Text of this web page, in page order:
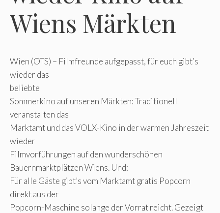
Wiens Märkten
Wien (OTS) – Filmfreunde aufgepasst, für euch gibt’s
wieder das
beliebte
Sommerkino auf unseren Märkten: Traditionell
veranstalten das
Marktamt und das VOLX-Kino in der warmen Jahreszeit
wieder
Filmvorführungen auf den wunderschönen
Bauernmarktplätzen Wiens. Und:
Für alle Gäste gibt’s vom Marktamt gratis Popcorn
direkt aus der
Popcorn-Maschine solange der Vorrat reicht. Gezeigt